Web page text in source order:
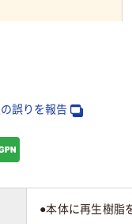
系）
綿式
誤りを報告
●本体に再生樹脂